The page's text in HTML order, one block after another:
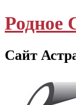
Родное
Сайт